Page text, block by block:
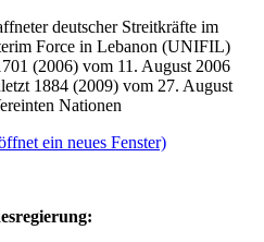
deutscher Streitkräfte im
Force in Lebanon (UNIFIL)
(2006) vom 11. August 2006
1884 (2009) vom 27. August
Nationen
ein neues Fenster)